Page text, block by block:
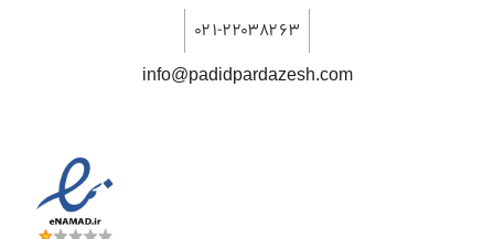
۰۲۱-۲۲۰۳۸۲۶۳
info@padidpardazesh.com